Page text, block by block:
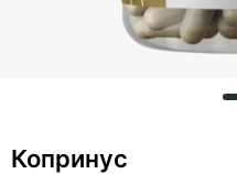
Копринус